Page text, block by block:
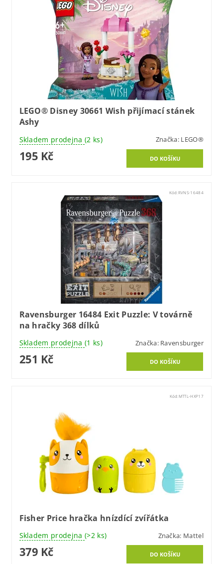
LEGO® Disney 30661 Wish přijímací stánek
Ashy
Skladem prodejna (2 ks) Značka: LEGO®
195 Kč
Kód: RVNS-16484
Ravensburger 16484 Exit Puzzle: V továrně
na hračky 368 dílků
Skladem prodejna (1 ks) Značka: Ravensburger
251 Kč
Kód: MTTL-HXP17
Fisher Price hračka hnízdící zvířátka
Skladem prodejna (>2 ks) Značka: Mattel
379 Kč